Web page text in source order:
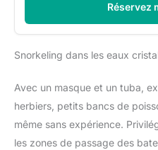
Réservez
Snorkeling dans les eaux
Avec un masque et un tuba,
herbiers, petits bancs de
même sans expérience.
les zones de passage des